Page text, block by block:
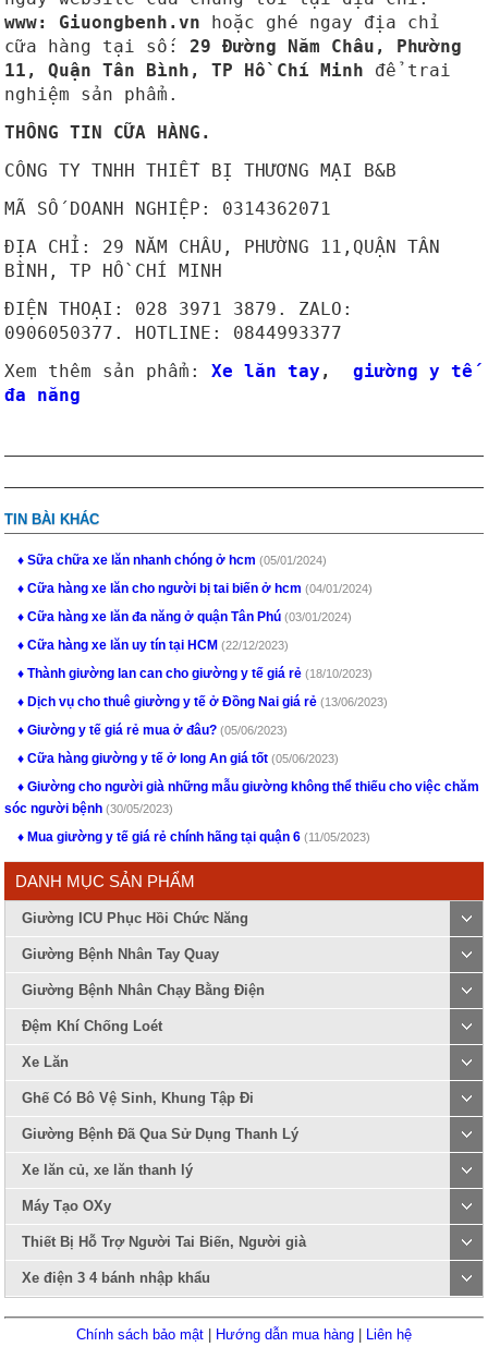
www: Giuongbenh.vn hoặc ghé ngay địa chỉ
cữa hàng tại số: 29 Đường Năm Châu, Phường
11, Quận Tân Bình, TP Hồ Chí Minh để trai
nghiệm sản phẩm.
THÔNG TIN CỮA HÀNG.
CÔNG TY TNHH THIẾT BỊ THƯƠNG MẠI B&B
MÃ SỐ DOANH NGHIỆP: 0314362071
ĐỊA CHỈ: 29 NĂM CHÂU, PHƯỜNG 11,QUẬN TÂN
BÌNH, TP HỒ CHÍ MINH
ĐIỆN THOẠI: 028 3971 3879. ZALO:
0906050377. HOTLINE: 0844993377
Xem thêm sản phẩm:Xe lăn tay ,giường y tế
đa năng
TIN BÀI KHÁC
Sữa chữa xe lăn nhanh chóng ở hcm(05/01/2024)
Cữa hàng xe lăn cho người bị tai biến ở hcm(04/01/2024)
Cữa hàng xe lăn đa năng ở quận Tân Phú(03/01/2024)
Cữa hàng xe lăn uy tín tại HCM(22/12/2023)
Thành giường lan can cho giường y tế giá rẻ(18/10/2023)
Dịch vụ cho thuê giường y tế ở Đồng Nai giá rẻ(13/06/2023)
Giường y tế giá rẻ mua ở đâu?(05/06/2023)
Cữa hàng giường y tế ở long An giá tốt(05/06/2023)
Giường cho người già những mẫu giường không thể thiếu cho việc chăm
sóc người bệnh(30/05/2023)
Mua giường y tế giá rẻ chính hãng tại quận 6(11/05/2023)
DANH MỤC SẢN PHẨM
Giường ICU Phục Hồi Chức Năng
Giường Bệnh Nhân Tay Quay
Giường Bệnh Nhân Chạy Bằng Điện
Đệm Khí Chống Loét
Xe Lăn
Ghế Có Bô Vệ Sinh, Khung Tập Đi
Giường Bệnh Đã Qua Sử Dụng Thanh Lý
Xe lăn củ, xe lăn thanh lý
Máy Tạo OXy
Thiết Bị Hỗ Trợ Người Tai Biến, Người già
Xe điện 3 4 bánh nhập khẩu
Chính sách bảo mật Hướng dẫn mua hàng Liên hệ